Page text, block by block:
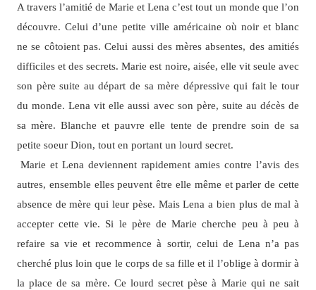
A travers l’amitié de Marie et Lena c’est tout un monde que l’on
découvre. Celui d’une petite ville américaine où noir et blanc
ne se côtoient pas. Celui aussi des mères absentes, des amitiés
difficiles et des secrets. Marie est noire, aisée, elle vit seule avec
son père suite au départ de sa mère dépressive qui fait le tour
du monde. Lena vit elle aussi avec son père, suite au décès de
sa mère. Blanche et pauvre elle tente de prendre soin de sa
petite soeur Dion, tout en portant un lourd secret.
Marie et Lena deviennent rapidement amies contre l’avis des
autres, ensemble elles peuvent être elle même et parler de cette
absence de mère qui leur pèse. Mais Lena a bien plus de mal à
accepter cette vie. Si le père de Marie cherche peu à peu à
refaire sa vie et recommence à sortir, celui de Lena n’a pas
cherché plus loin que le corps de sa fille et il l’oblige à dormir à
la place de sa mère. Ce lourd secret pèse à Marie qui ne sait